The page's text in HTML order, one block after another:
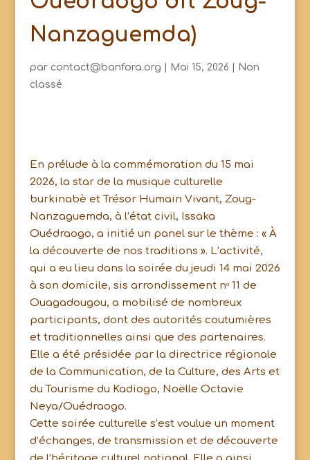
Nanzaguemda)
par contact@banfora.org Mai 15, 2026
Non
classé
En prélude à la commémoration du 15 mai
2026, la star de la musique culturelle
burkinabè et Trésor Humain Vivant, Zoug-
Nanzaguemda, à l’état civil, Issaka
Ouédraogo, a initié un panel sur le thème : « À
la découverte de nos traditions ». L’activité,
qui a eu lieu dans la soirée du jeudi 14 mai 2026
à son domicile, sis arrondissement nᵒ 11 de
Ouagadougou, a mobilisé de nombreux
participants, dont des autorités coutumières
et traditionnelles ainsi que des partenaires.
Elle a été présidée par la directrice régionale
de la Communication, de la Culture, des Arts et
du Tourisme du Kadiogo, Noëlle Octavie
Neya/Ouédraogo.
Cette soirée culturelle s’est voulue un moment
d’échanges, de transmission et de découverte